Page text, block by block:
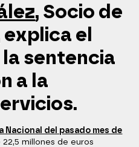
, Socio de
explica el
sentencia
a la
Nacional del pasado mes de
22,5 millones de euros